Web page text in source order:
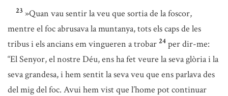
23 »Quan vau sentir la veu que sortia de la foscor,
mentre el foc abrusava la muntanya, tots els caps de les
tribus i els ancians em vingueren a trobar 24 per dir-me:
“El Senyor, el nostre Déu, ens ha fet veure la seva glòria i la
seva grandesa, i hem sentit la seva veu que ens parlava des
del mig del foc. Avui hem vist que l’home pot continuar